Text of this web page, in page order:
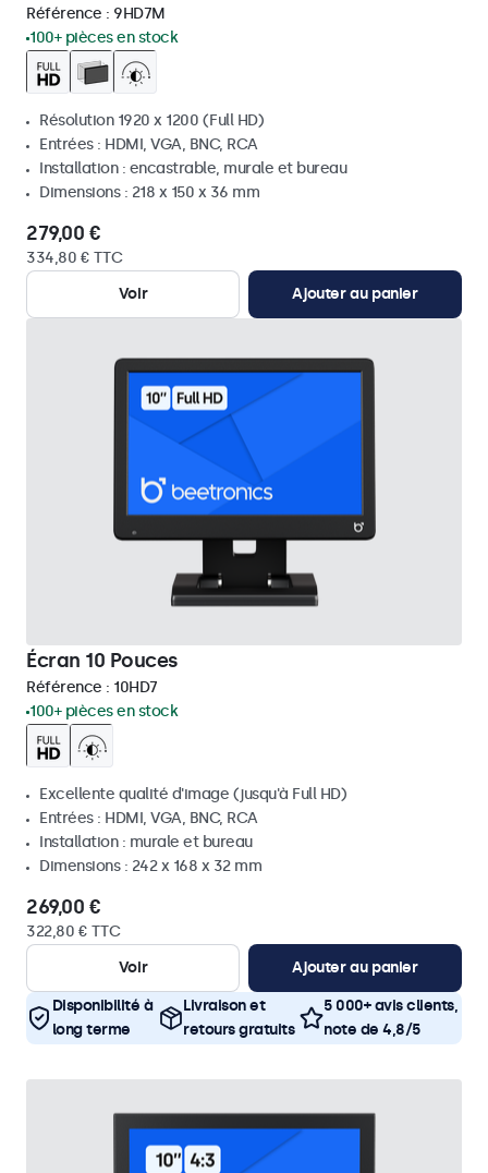
Référence : 9HD7M
100+ pièces en stock
Résolution 1920 x 1200 (Full HD)
Entrées : HDMI, VGA, BNC, RCA
Installation : encastrable, murale et bureau
Dimensions : 218 x 150 x 36 mm
279,00 €
334,80 € TTC
Voir
Ajouter au panier
Écran 10 Pouces
Référence : 10HD7
100+ pièces en stock
Excellente qualité d'image (jusqu'à Full HD)
Entrées : HDMI, VGA, BNC, RCA
Installation : murale et bureau
Dimensions : 242 x 168 x 32 mm
269,00 €
322,80 € TTC
Voir
Ajouter au panier
Disponibilité à
long terme
Livraison et
retours gratuits
5 000+ avis clients,
note de 4,8/5